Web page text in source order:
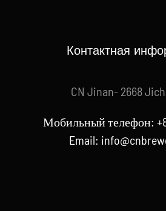
Контактная
CN Jinan- 2668
Мобильный телефон:
Email: